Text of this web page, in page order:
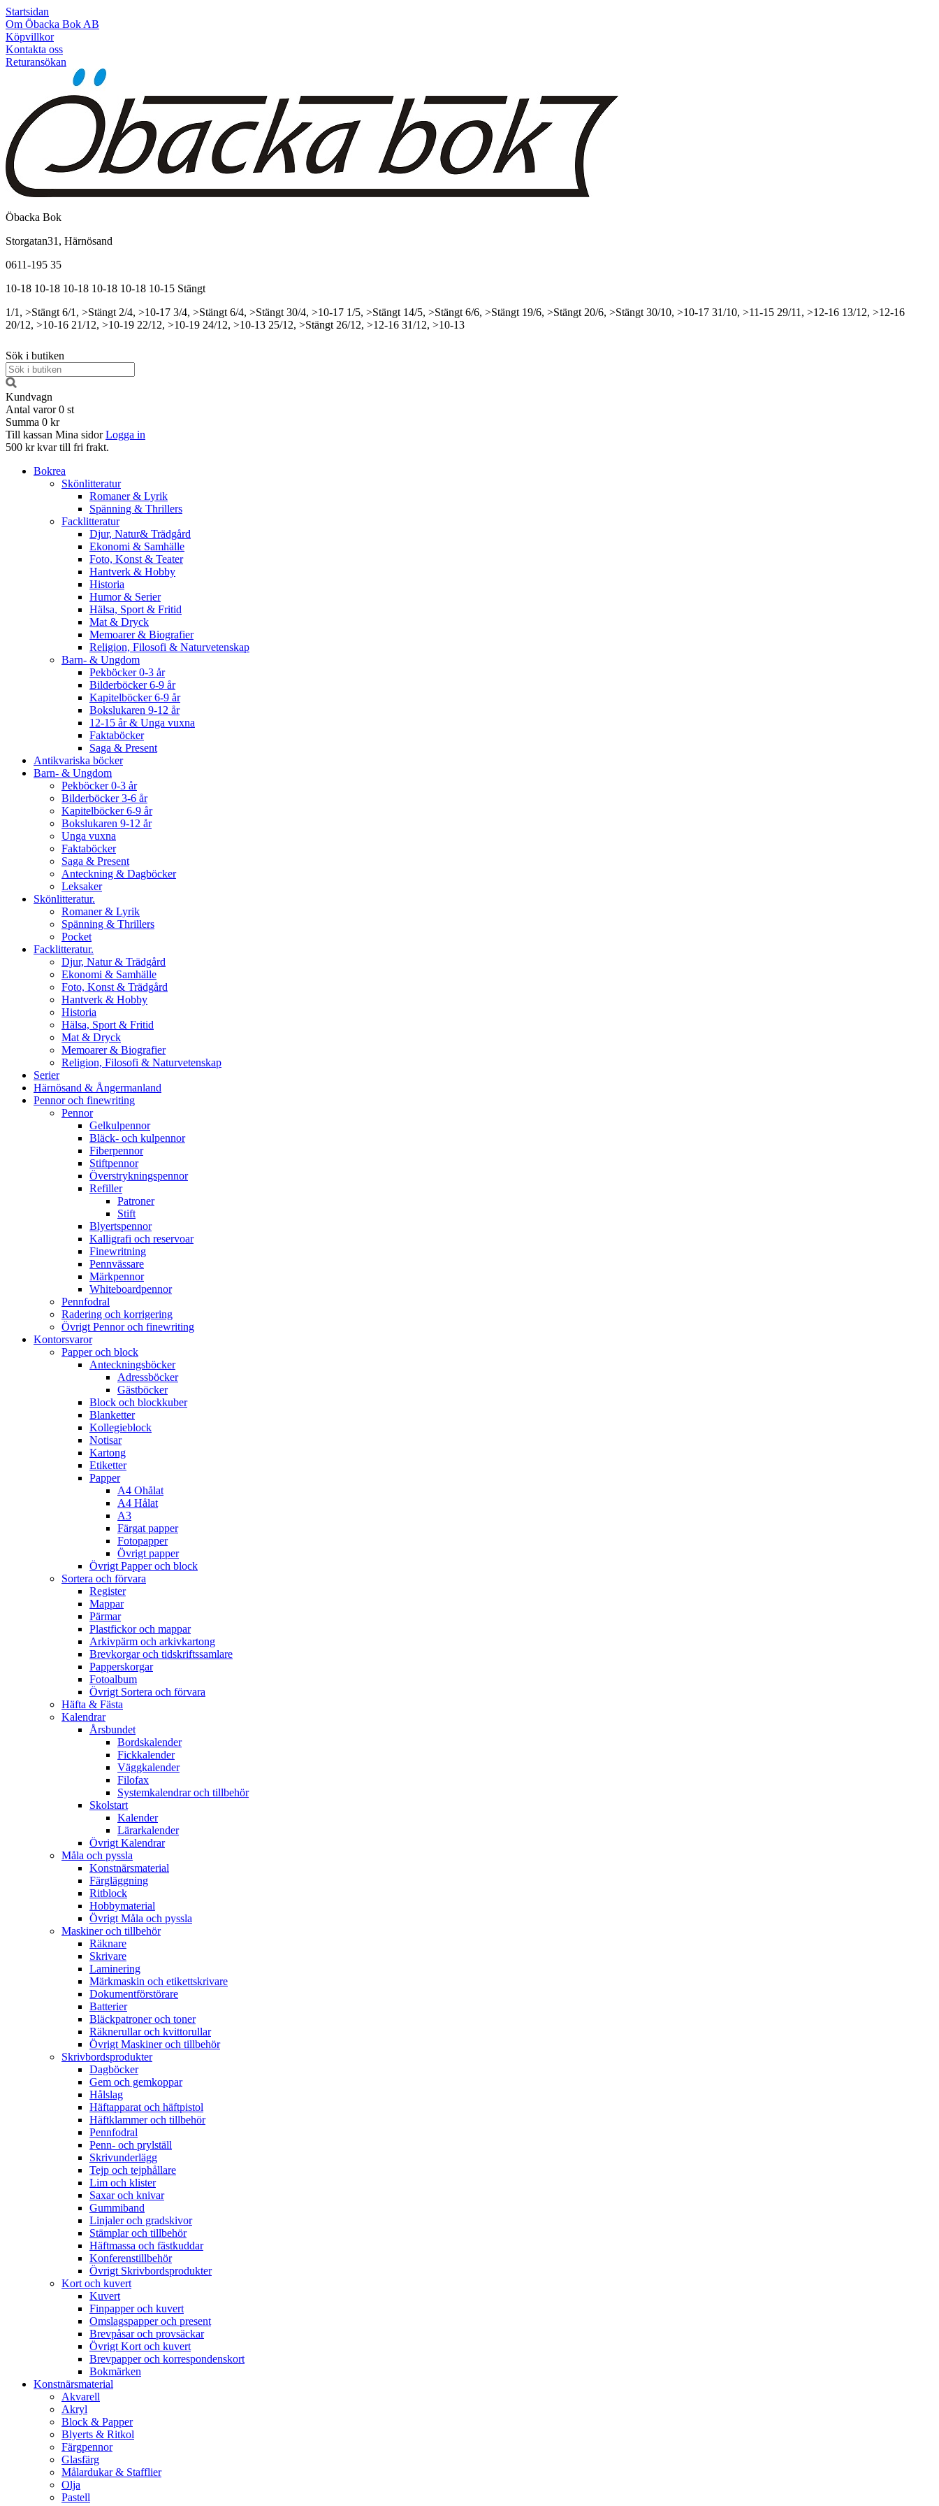
Startsidan
Om Öbacka Bok AB
Köpvillkor
Kontakta oss
Returansökan
Öbacka Bok
Storgatan31, Härnösand
0611-195 35
10-18 10-18 10-18 10-18 10-18 10-15 Stängt
1/1, >Stängt 6/1, >Stängt 2/4, >10-17 3/4, >Stängt 6/4, >Stängt 30/4, >10-17 1/5, >Stängt 14/5, >Stängt 6/6, >Stängt 19/6, >Stängt 20/6, >Stängt 30/10, >10-17 31/10, >11-15 29/11, >12-16 13/12, >12-16
20/12, >10-16 21/12, >10-19 22/12, >10-19 24/12, >10-13 25/12, >Stängt 26/12, >12-16 31/12, >10-13
Sök i butiken
Kundvagn
Antal varor 0 st
Summa 0 kr
Till kassan Mina sidor Logga in
500 kr kvar till fri frakt.
Bokrea
Skönlitteratur
Romaner & Lyrik
Spänning & Thrillers
Facklitteratur
Djur, Natur& Trädgård
Ekonomi & Samhälle
Foto, Konst & Teater
Hantverk & Hobby
Historia
Humor & Serier
Hälsa, Sport & Fritid
Mat & Dryck
Memoarer & Biografier
Religion, Filosofi & Naturvetenskap
Barn- & Ungdom
Pekböcker 0-3 år
Bilderböcker 6-9 år
Kapitelböcker 6-9 år
Bokslukaren 9-12 år
12-15 år & Unga vuxna
Faktaböcker
Saga & Present
Antikvariska böcker
Barn- & Ungdom
Pekböcker 0-3 år
Bilderböcker 3-6 år
Kapitelböcker 6-9 år
Bokslukaren 9-12 år
Unga vuxna
Faktaböcker
Saga & Present
Anteckning & Dagböcker
Leksaker
Skönlitteratur.
Romaner & Lyrik
Spänning & Thrillers
Pocket
Facklitteratur.
Djur, Natur & Trädgård
Ekonomi & Samhälle
Foto, Konst & Trädgård
Hantverk & Hobby
Historia
Hälsa, Sport & Fritid
Mat & Dryck
Memoarer & Biografier
Religion, Filosofi & Naturvetenskap
Serier
Härnösand & Ångermanland
Pennor och finewriting
Pennor
Gelkulpennor
Bläck- och kulpennor
Fiberpennor
Stiftpennor
Överstrykningspennor
Refiller
Patroner
Stift
Blyertspennor
Kalligrafi och reservoar
Finewritning
Pennvässare
Märkpennor
Whiteboardpennor
Pennfodral
Radering och korrigering
Övrigt Pennor och finewriting
Kontorsvaror
Papper och block
Anteckningsböcker
Adressböcker
Gästböcker
Block och blockkuber
Blanketter
Kollegieblock
Notisar
Kartong
Etiketter
Papper
A4 Ohålat
A4 Hålat
A3
Färgat papper
Fotopapper
Övrigt papper
Övrigt Papper och block
Sortera och förvara
Register
Mappar
Pärmar
Plastfickor och mappar
Arkivpärm och arkivkartong
Brevkorgar och tidskriftssamlare
Papperskorgar
Fotoalbum
Övrigt Sortera och förvara
Häfta & Fästa
Kalendrar
Årsbundet
Bordskalender
Fickkalender
Väggkalender
Filofax
Systemkalendrar och tillbehör
Skolstart
Kalender
Lärarkalender
Övrigt Kalendrar
Måla och pyssla
Konstnärsmaterial
Färgläggning
Ritblock
Hobbymaterial
Övrigt Måla och pyssla
Maskiner och tillbehör
Räknare
Skrivare
Laminering
Märkmaskin och etikettskrivare
Dokumentförstörare
Batterier
Bläckpatroner och toner
Räknerullar och kvittorullar
Övrigt Maskiner och tillbehör
Skrivbordsprodukter
Dagböcker
Gem och gemkoppar
Hålslag
Häftapparat och häftpistol
Häftklammer och tillbehör
Pennfodral
Penn- och prylställ
Skrivunderlägg
Tejp och tejphållare
Lim och klister
Saxar och knivar
Gummiband
Linjaler och gradskivor
Stämplar och tillbehör
Häftmassa och fästkuddar
Konferenstillbehör
Övrigt Skrivbordsprodukter
Kort och kuvert
Kuvert
Finpapper och kuvert
Omslagspapper och present
Brevpåsar och provsäckar
Övrigt Kort och kuvert
Brevpapper och korrespondenskort
Bokmärken
Konstnärsmaterial
Akvarell
Akryl
Block & Papper
Blyerts & Ritkol
Färgpennor
Glasfärg
Målardukar & Stafflier
Olja
Pastell